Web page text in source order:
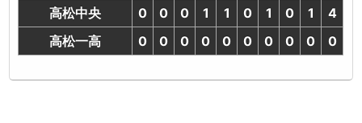
高松中央
0 0 0 1 1 0 1 0 1
4
高松一高
0 0 0 0 0 0 0 0 0 0